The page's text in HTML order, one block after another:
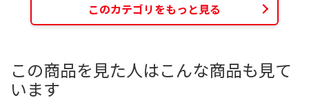
このカテゴリをもっと見る
この商品を見た人はこんな商品も見て
います